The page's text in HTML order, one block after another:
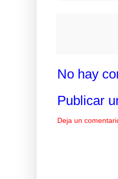
No hay
Publicar
Deja un